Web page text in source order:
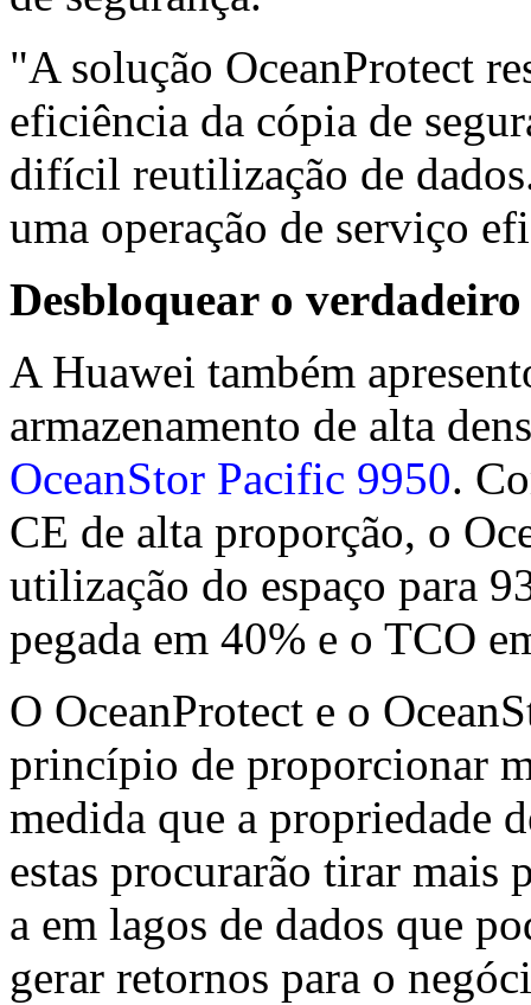
"A solução OceanProtect
eficiência da cópia de
difícil reutilização de
uma operação de serviço
Desbloquear o
A Huawei também
armazenamento de alta
OceanStor Pacific 9950.
CE de alta proporção, o
utilização do espaço para
pegada em 40% e o TCO
O OceanProtect e o
princípio de proporcionar
medida que a propriedade
estas procurarão tirar mais
a em lagos de dados que
gerar retornos para o